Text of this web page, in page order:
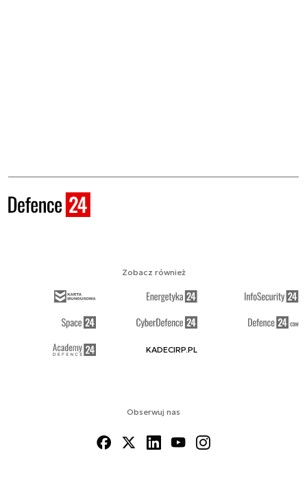
Obserwuj nas
Zobacz również
KADECIRP.PL